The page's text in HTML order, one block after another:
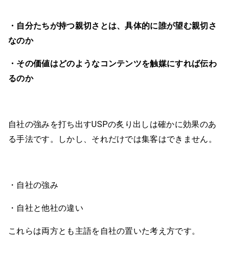
・自分たちが持つ親切さとは、具体的に誰が望む親切さ
なのか
・その価値はどのようなコンテンツを触媒にすれば伝わ
るのか
自社の強みを打ち出すUSPの炙り出しは確かに効果のあ
る手法です。しかし、それだけでは集客はできません。
・自社の強み
・自社と他社の違い
これらは両方とも主語を自社の置いた考え方です。